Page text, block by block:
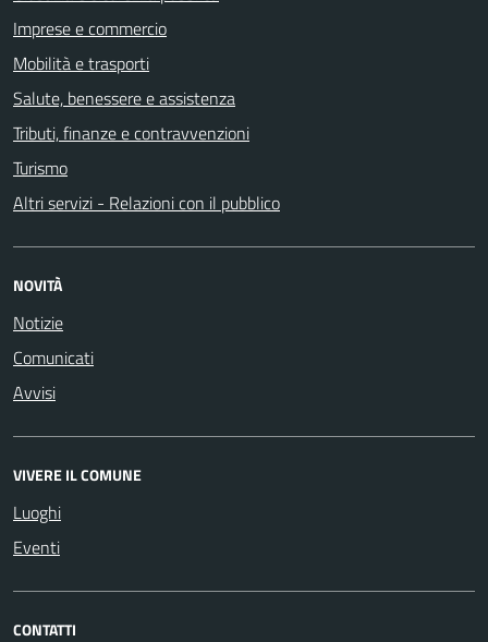
Imprese e commercio
Mobilità e trasporti
Salute, benessere e assistenza
Tributi, finanze e contravvenzioni
Turismo
Altri servizi - Relazioni con il pubblico
NOVITÀ
Notizie
Comunicati
Avvisi
VIVERE IL COMUNE
Luoghi
Eventi
CONTATTI